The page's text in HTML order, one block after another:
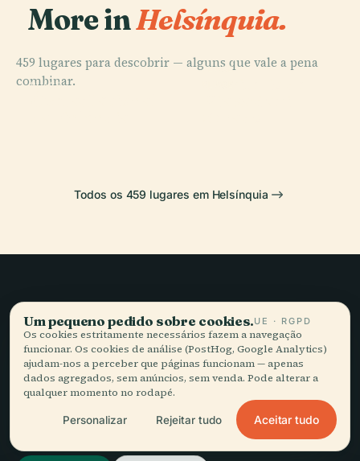
More inHelsínquia.
459 lugares para descobrir — alguns que vale a pena
combinar.
PLACE
PLACE
PLACE
Todos os 459 lugares em Helsínquia
Viagem lenta,
bem contada.
FIQUE A PAR
Juntar-se
Um pequeno pedido sobre cookies.UE · RGPD
Os cookies estritamente necessários fazem a navegação
funcionar. Os cookies de análise (PostHog, Google Analytics)
ajudam-nos a perceber que páginas funcionam — apenas
dados agregados, sem anúncios, sem venda. Pode alterar a
qualquer momento no rodapé.
Personalizar Rejeitar tudo Aceitar tudo